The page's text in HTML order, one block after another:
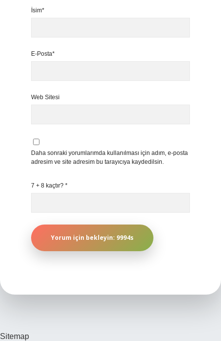
İsim*
E-Posta*
Web Sitesi
Daha sonraki yorumlarımda kullanılması için adım, e-posta
adresim ve site adresim bu tarayıcıya kaydedilsin.
7 + 8 kaçtır? *
Sitemap